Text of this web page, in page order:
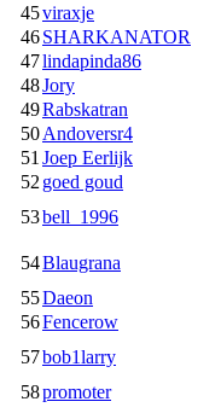
45viraxje
46SHARKANATOR
47lindapinda86
48Jory
49Rabskatran
50Andoversr4
51 Joep Eerlijk
52 goed goud
53bell_1996
54Blaugrana
55Daeon
56Fencerow
57bob1larry
58promoter